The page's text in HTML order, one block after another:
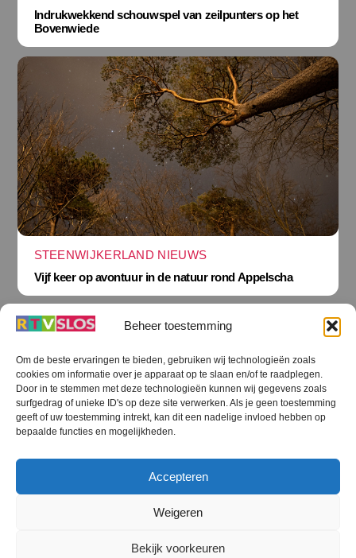
Beheer toestemming
Om de beste ervaringen te bieden, gebruiken wij technologieën zoals
cookies om informatie over je apparaat op te slaan en/of te raadplegen.
Door in te stemmen met deze technologieën kunnen wij gegevens zoals
surfgedrag of unieke ID's op deze site verwerken. Als je geen toestemming
geeft of uw toestemming intrekt, kan dit een nadelige invloed hebben op
bepaalde functies en mogelijkheden.
Accepteren
Weigeren
Bekijk voorkeuren
Indrukwekkend schouwspel van zeilpunters op het
Bovenwiede
STEENWIJKERLAND NIEUWS
Vijf keer op avontuur in de natuur rond Appelscha
Terug
naar
boven
RTV SLOS
RTV SLOS ANBI